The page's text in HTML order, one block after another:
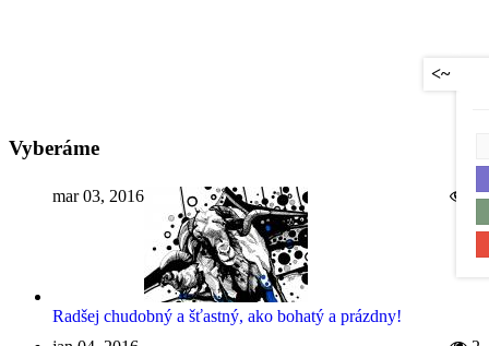
Vyberáme
mar 03, 2016 1
Radšej chudobný a šťastný, ako bohatý a prázdny!
<~